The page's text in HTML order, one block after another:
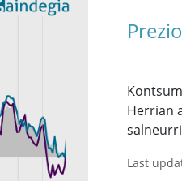
Herrian
Last